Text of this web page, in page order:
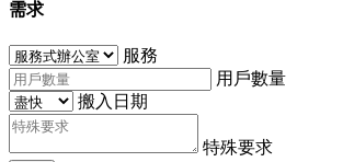
需求
服務
用戶數量
搬入日期
特殊要求